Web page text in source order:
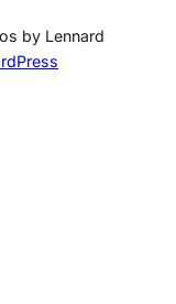
by Lennard